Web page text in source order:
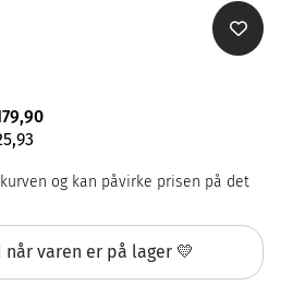
og kan påvirke prisen på det
når varen er på lager 💛